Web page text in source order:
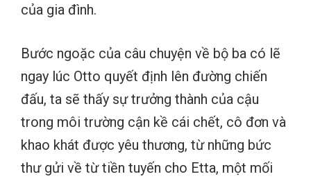
của gia đình.
Bước ngoặc của câu chuyện về bộ ba có lẽ
ngay lúc Otto quyết định lên đường chiến
đấu, ta sẽ thấy sự trưởng thành của cậu
trong môi trường cận kề cái chết, cô đơn và
khao khát được yêu thương, từ những bức
thư gửi về từ tiền tuyến cho Etta, một mối